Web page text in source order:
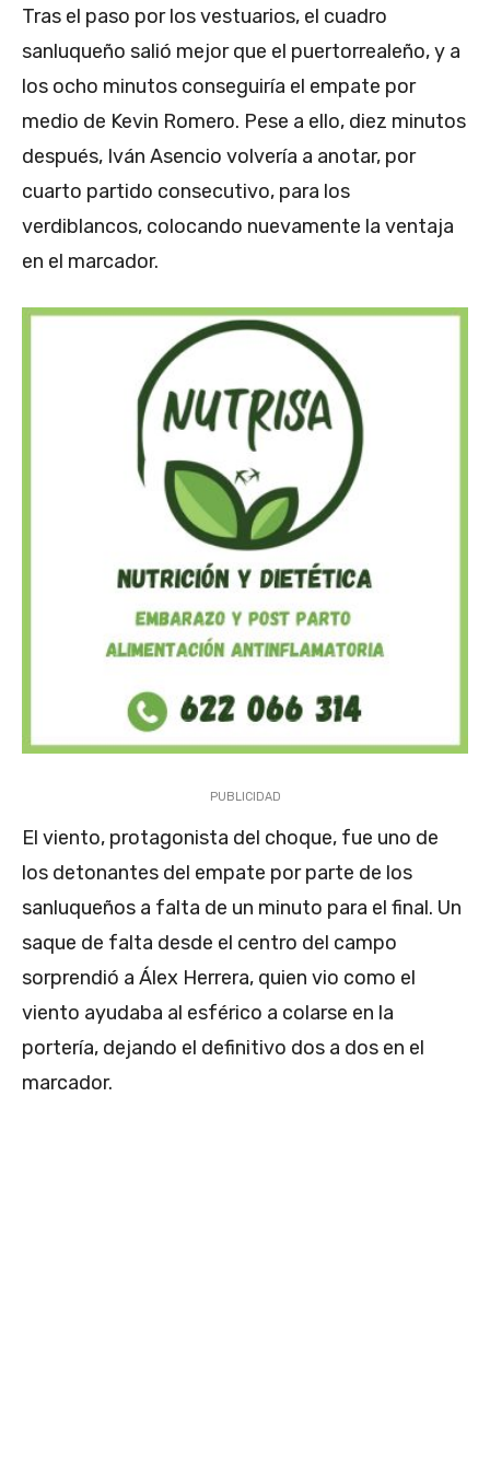
Tras el paso por los vestuarios, el cuadro
sanluqueño salió mejor que el puertorrealeño, y a
los ocho minutos conseguiría el empate por
medio de Kevin Romero. Pese a ello, diez minutos
después, Iván Asencio volvería a anotar, por
cuarto partido consecutivo, para los
verdiblancos, colocando nuevamente la ventaja
en el marcador.
PUBLICIDAD
El viento, protagonista del choque, fue uno de
los detonantes del empate por parte de los
sanluqueños a falta de un minuto para el final. Un
saque de falta desde el centro del campo
sorprendió a Álex Herrera, quien vio como el
viento ayudaba al esférico a colarse en la
portería, dejando el definitivo dos a dos en el
marcador.